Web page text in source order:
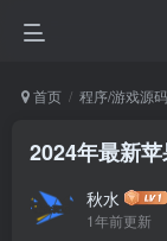
首页 程序/游戏源码
2024年最新
秋水
1年前更新